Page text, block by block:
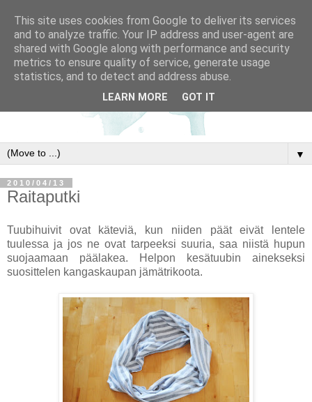
▼
2010/04/13
Raitaputki
Tuubihuivit ovat käteviä, kun niiden päät eivät lentele
tuulessa ja jos ne ovat tarpeeksi suuria, saa niistä hupun
suojaamaan päälakea. Helpon kesätuubin ainekseksi
suosittelen kangaskaupan jämätrikoota.
This site uses cookies from Google to deliver its services
and to analyze traffic. Your IP address and user-agent are
shared with Google along with performance and security
metrics to ensure quality of service, generate usage
statistics, and to detect and address abuse.
LEARN MORE GOT IT